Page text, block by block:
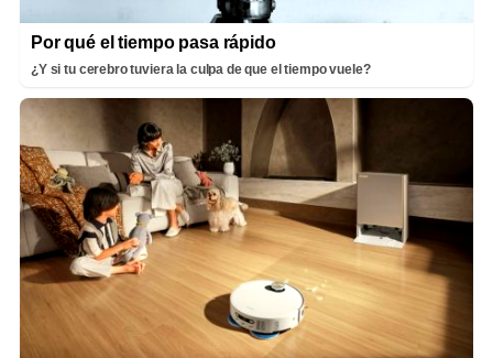
Por qué el tiempo pasa rápido
¿Y si tu cerebro tuviera la culpa de que el tiempo vuele?